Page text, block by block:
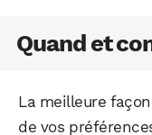
Quand et
La meilleure
de vos